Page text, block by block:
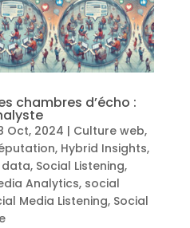
chambres d’écho :
Oct, 2024 | Culture web,
, Hybrid Insights,
data, Social Listening,
Analytics, social
Media Listening, Social